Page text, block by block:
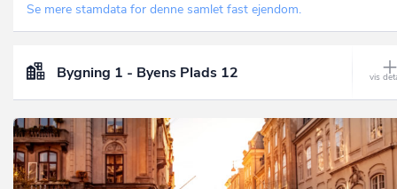
Se mere stamdata for denne samlet fast ejendom.
Bygning 1 - Byens Plads 12